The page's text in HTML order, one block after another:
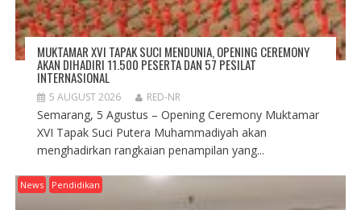
MUKTAMAR XVI TAPAK SUCI MENDUNIA, OPENING CEREMONY
AKAN DIHADIRI 11.500 PESERTA DAN 57 PESILAT
INTERNASIONAL
5 AUGUST 2026 RED-NR
Semarang, 5 Agustus – Opening Ceremony Muktamar
XVI Tapak Suci Putera Muhammadiyah akan
menghadirkan rangkaian penampilan yang...
News Pendidikan